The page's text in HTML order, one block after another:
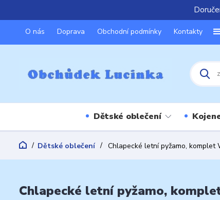
O nás Doprava Obchodní podmínky Kontakty
Dětské oblečení
Dětské oblečení Chlapecké letní pyžamo, komplet
Chlapecké letní pyžamo,